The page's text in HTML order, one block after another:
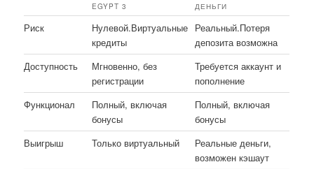
EGYPT 3
ДЕНЬГИ
Риск
Нулевой.Виртуальные
кредиты
Реальный.Потеря
депозита возможна
Доступность
Мгновенно, без
регистрации
Требуется аккаунт и
пополнение
Функционал
Полный, включая
бонусы
Полный, включая
бонусы
Выигрыш
Только виртуальный
Реальные деньги,
возможен кэшаут